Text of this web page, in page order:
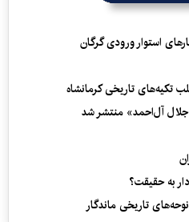
استوار ورودی گرگان
تکیه‌های تاریخی کرمانشاه
آل‌احمد» منتشر شد
به حقیقت؟
تاریخی ماندگار